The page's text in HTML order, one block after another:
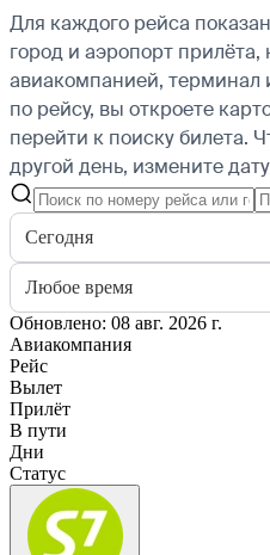
Для каждого рейса
город и аэропорт
авиакомпанией, терминал
по рейсу, вы откроете
перейти к поиску билета.
другой день, измените
Сегодня
Любое время
Обновлено: 08 авг. 2026 г.
Авиакомпания
Рейс
Вылет
Прилёт
В пути
Дни
Статус